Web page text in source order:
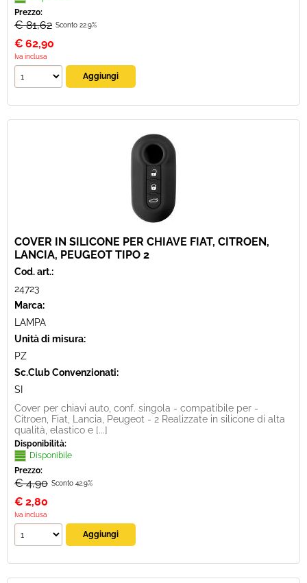
Prezzo:
€ 81,62 Sconto 22.9%
€ 62,90
Iva inclusa
COVER IN SILICONE PER CHIAVE FIAT, CITROEN,
LANCIA, PEUGEOT TIPO 2
Cod. art.:
24723
Marca:
LAMPA
Unità di misura:
PZ
Sc.Club Convenzionati:
SI
Cover per chiavi auto, conf. singola - compatibile per -
Citroen, Fiat, Lancia, Peugeot - 2 Realizzate in silicone di alta
qualità, elastico e [...]
Disponibilità:
Disponibile
Prezzo:
€ 4,90 Sconto 42.9%
€ 2,80
Iva inclusa